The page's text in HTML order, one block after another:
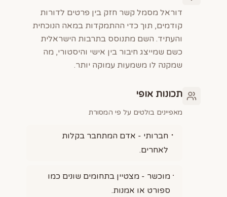
דוראל מסמל קשר חזק בין פרטים לדורות
קודמים, תוך כדי ההתמקדות במאה הנוכחית
והעתיד. השם מתנוסס בתרבות הישראלית
כשם שמייצג חיבור בין אישי והיסטורי, מה
שמקנה לו משמעות עמוקה יותר.
תכונות אופי
מאפיינים בולטים על פי המסורת
חברותי - אדם המתחבר בקלות
לאחרים.
מוכשר - מצטיין בתחומים שונים כמו
ספורט או אמנות.